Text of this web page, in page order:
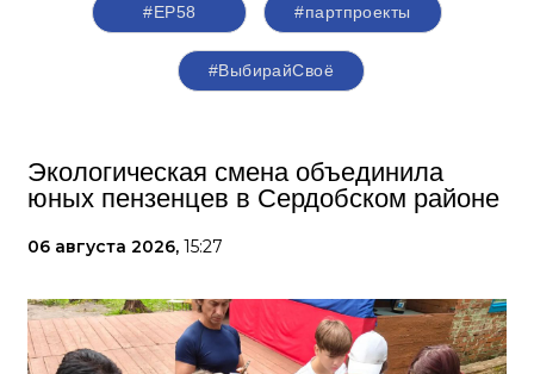
#ЕР58 #партпроекты
#ВыбирайСвоё
Экологическая смена объединила
юных пензенцев в Сердобском районе
06 августа 2026, 15:27